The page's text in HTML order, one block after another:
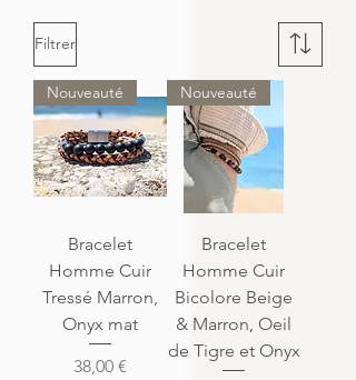
Filtrer
Nouveauté
Bracelet
Homme Cuir
Tressé Marron,
Onyx mat
Prix
38,00 €
Nouveauté
Bracelet
Homme Cuir
Bicolore Beige
& Marron, Oeil
de Tigre et Onyx